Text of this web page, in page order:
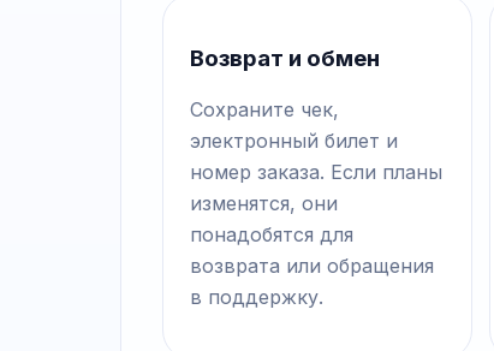
Возврат и обмен
Сохраните чек,
электронный билет и
номер заказа. Если планы
изменятся, они
понадобятся для
возврата или обращения
в поддержку.